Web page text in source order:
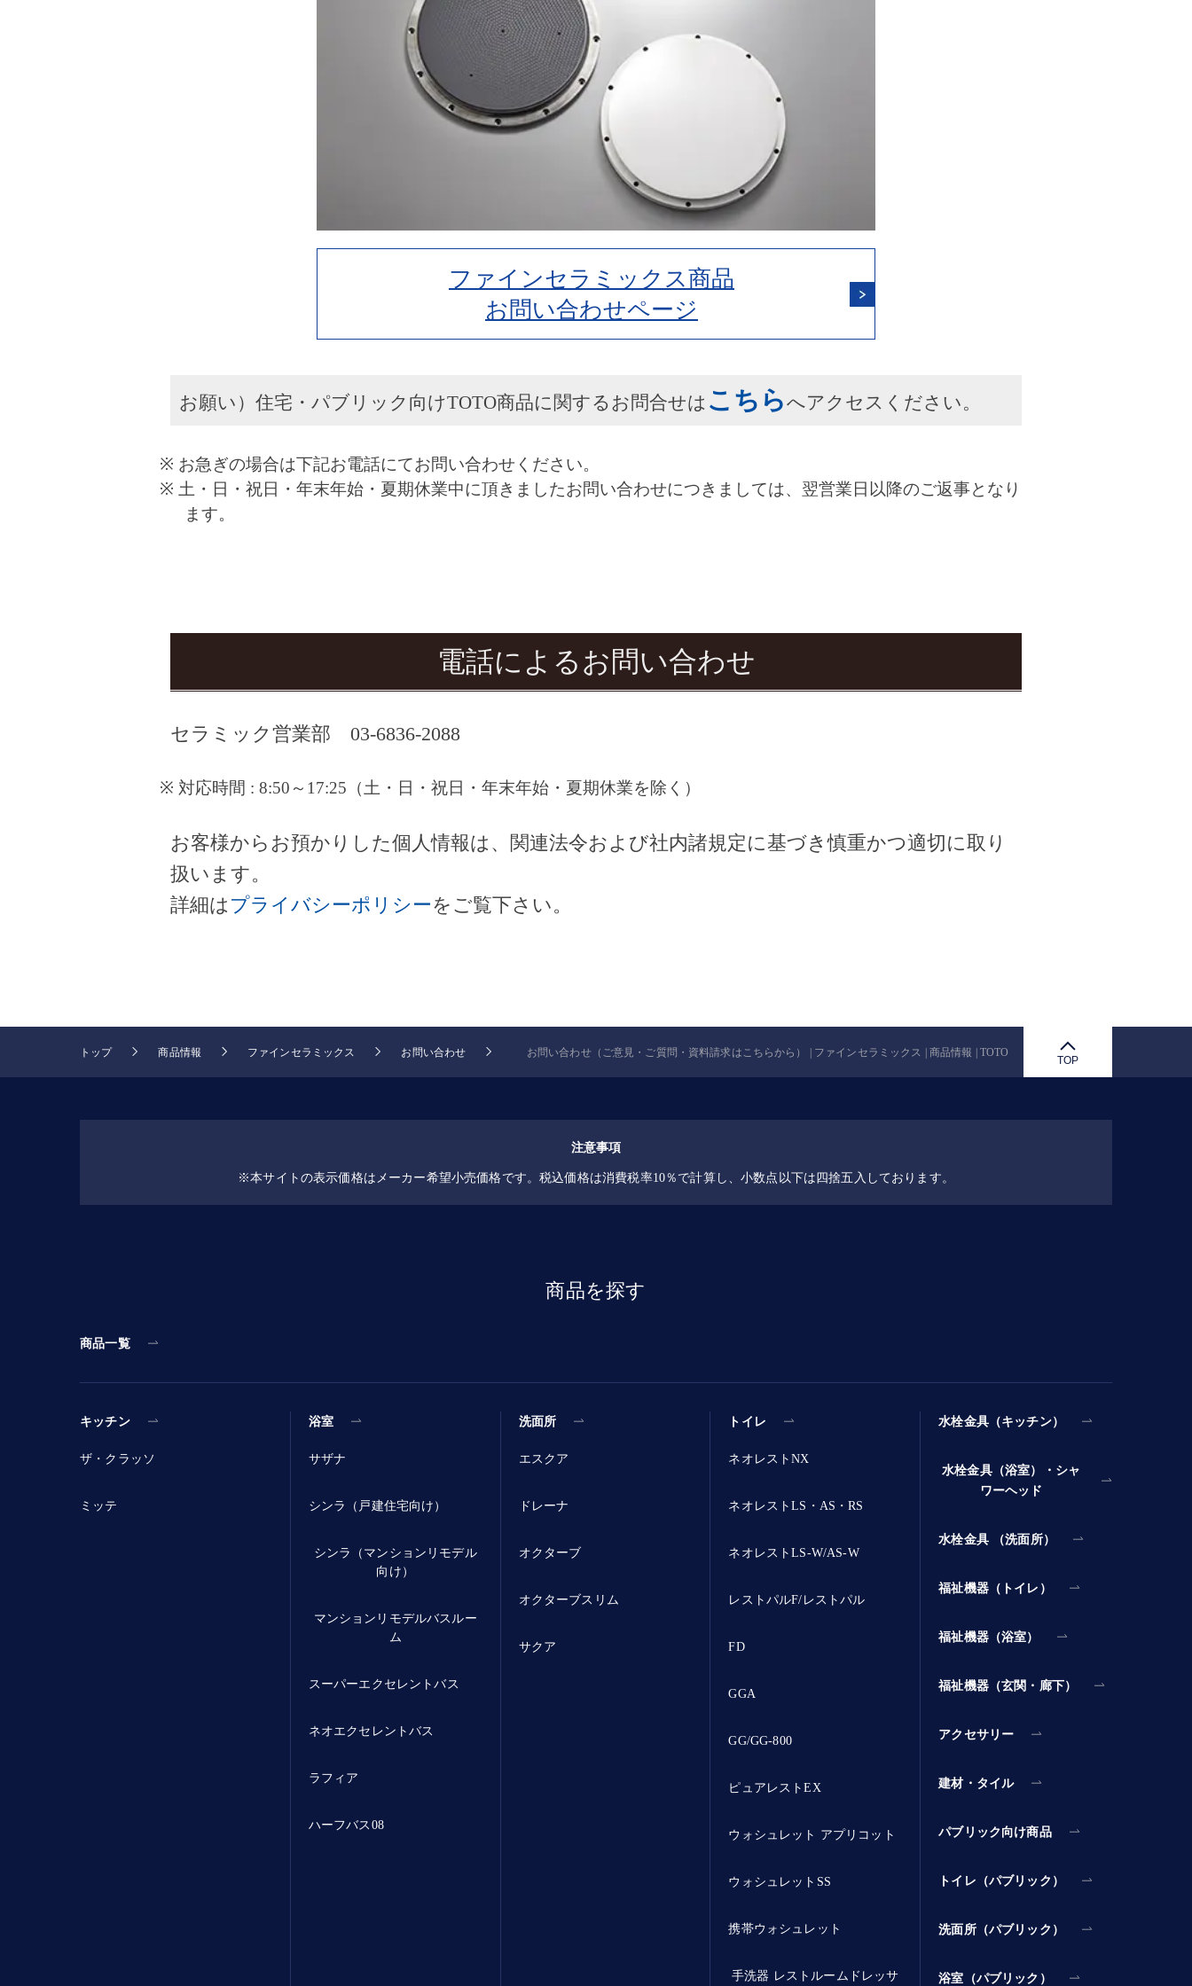
ファインセラミックス商品
お問い合わせページ
お願い）住宅・パブリック向けTOTO商品に関するお問合せは こちらへアクセスください。
お急ぎの場合は下記お電話にてお問い合わせください。
土・日・祝日・年末年始・夏期休業中に頂きましたお問い合わせにつきましては、翌営業日以降のご返事となり
ます。
電話によるお問い合わせ
セラミック営業部 03-6836-2088
対応時間 : 8:50～17:25（土・日・祝日・年末年始・夏期休業を除く）
お客様からお預かりした個人情報は、関連法令および社内諸規定に基づき慎重かつ適切に取り
扱います。
詳細は プライバシーポリシーをご覧下さい。
トップ 商品情報 ファインセラミックス お問い合わせ お問い合わせ（ご意見・ご質問・資料請求はこちらから） | ファインセラミックス | 商品情報 | TOTO
TOP
注意事項
※本サイトの表示価格はメーカー希望小売価格です。税込価格は消費税率10％で計算し、小数点以下は四捨五入しております。
商品を探す
商品一覧
キッチン
ザ・クラッソ
ミッテ
浴室
サザナ
シンラ（戸建住宅向け）
シンラ（マンションリモデル
向け）
マンションリモデルバスルー
ム
スーパーエクセレントバス
ネオエクセレントバス
ラフィア
ハーフバス08
洗面所
エスクア
ドレーナ
オクターブ
オクターブスリム
サクア
トイレ
ネオレストNX
ネオレストLS・AS・RS
ネオレストLS-W/AS-W
レストパルF/レストパル
FD
GGA
GG/GG-800
ピュアレストEX
ウォシュレット アプリコット
ウォシュレットSS
携帯ウォシュレット
手洗器 レストルームドレッサ
水栓金具（キッチン）
水栓金具（浴室）・シャ
ワーヘッド
水栓金具 （洗面所）
福祉機器（トイレ）
福祉機器（浴室）
福祉機器（玄関・廊下）
アクセサリー
建材・タイル
パブリック向け商品
トイレ（パブリック）
洗面所（パブリック）
浴室（パブリック）